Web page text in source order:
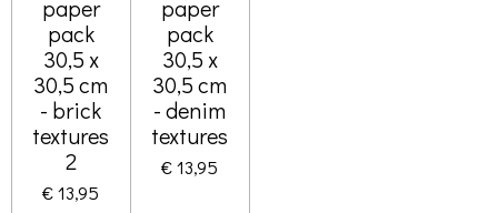
paper
pack
30,5 x
30,5 cm
- brick
textures
2
€ 13,95
paper
pack
30,5 x
30,5 cm
- denim
textures
€ 13,95